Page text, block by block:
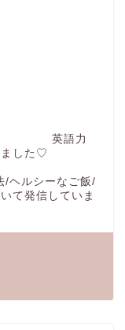
中♡ 英語力
ました♡
/ヘルシーなご飯/
て発信していま